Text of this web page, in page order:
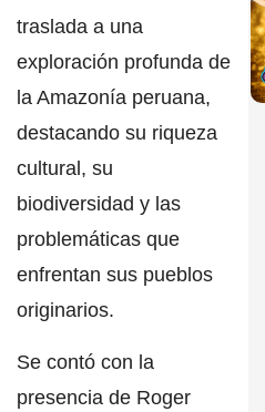
traslada a una
exploración profunda de
la Amazonía peruana,
destacando su riqueza
cultural, su
biodiversidad y las
problemáticas que
enfrentan sus pueblos
originarios.
Se contó con la
presencia de Roger